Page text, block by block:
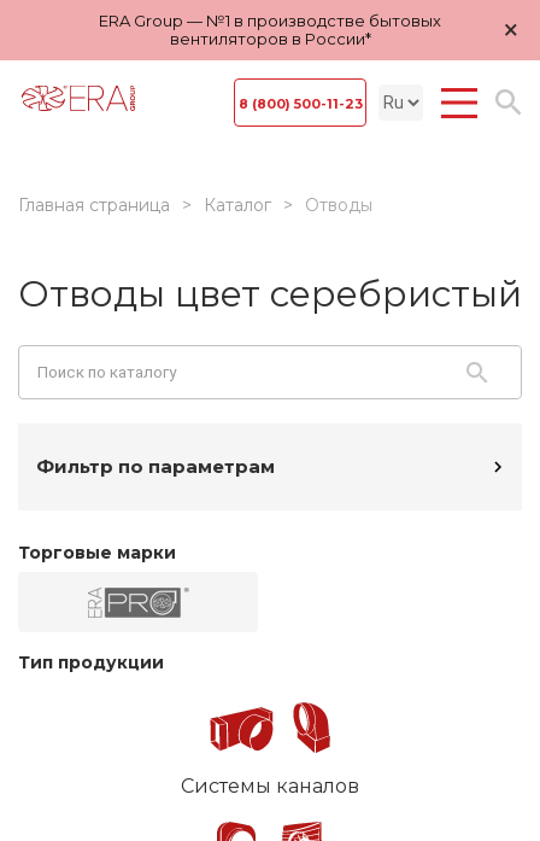
ERA Group — №1 в производстве бытовых
вентиляторов в России*
×
8 (800) 500-11-23
Главная страница Каталог Отводы
Отводы цвет серебристый
Фильтр по параметрам
Торговые марки
Тип продукции
Системы каналов